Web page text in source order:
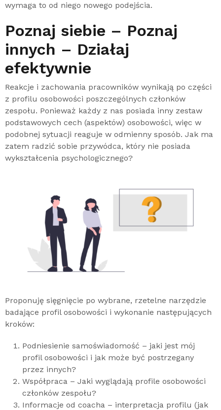
wymaga to od niego nowego podejścia.
Poznaj siebie – Poznaj
innych – Działaj
efektywnie
Reakcje i zachowania pracowników wynikają po części
z profilu osobowości poszczególnych członków
zespołu. Ponieważ każdy z nas posiada inny zestaw
podstawowych cech (aspektów) osobowości, więc w
podobnej sytuacji reaguje w odmienny sposób. Jak ma
zatem radzić sobie przywódca, który nie posiada
wykształcenia psychologicznego?
Proponuję sięgnięcie po wybrane, rzetelne narzędzie
badające profil osobowości i wykonanie następujących
kroków:
Podniesienie samoświadomość – jaki jest mój
profil osobowości i jak może być postrzegany
przez innych?
Współpraca – Jaki wyglądają profile osobowości
członków zespołu?
Informacje od coacha – interpretacja profilu (jak